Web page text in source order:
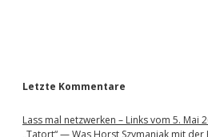
Letzte Kommentare
Lass mal netzwerken – Links vom 5. Mai
„Tatort“ — Was Horst Szymaniak mit der